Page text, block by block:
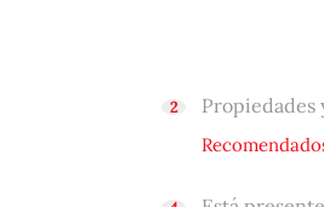
Propiedades